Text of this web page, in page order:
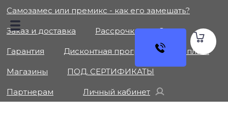
Самозамес или премикс - как его замешать?
Заказ и доставка Рассрочка О нас
Гарантия Дисконтная программа Оплата
Магазины ПОД. СЕРТИФИКАТЫ
Партнерам Личный кабинет
Главная
Кальян